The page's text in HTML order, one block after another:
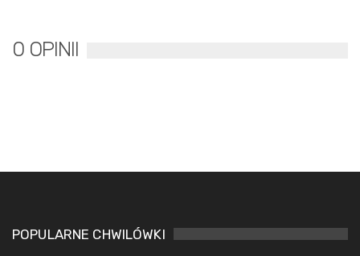
0 OPINII
POPULARNE CHWILÓWKI